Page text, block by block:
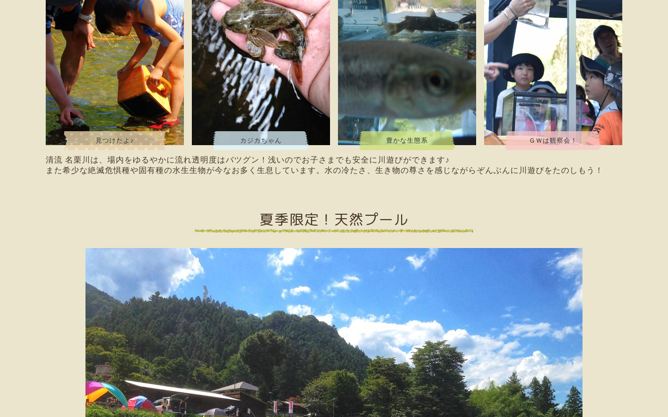
見つけたよ♪ カジカちゃん 豊かな生態系 ＧＷは観察会！
清流 名栗川は、場内をゆるやかに流れ透明度はバツグン！浅いのでお子さまでも安全に川遊びができます♪
また希少な絶滅危惧種や固有種の水生生物が今なお多く生息しています。水の冷たさ、生き物の尊さを感じながらぞんぶんに川遊びをたのしもう！
夏季限定！天然プール